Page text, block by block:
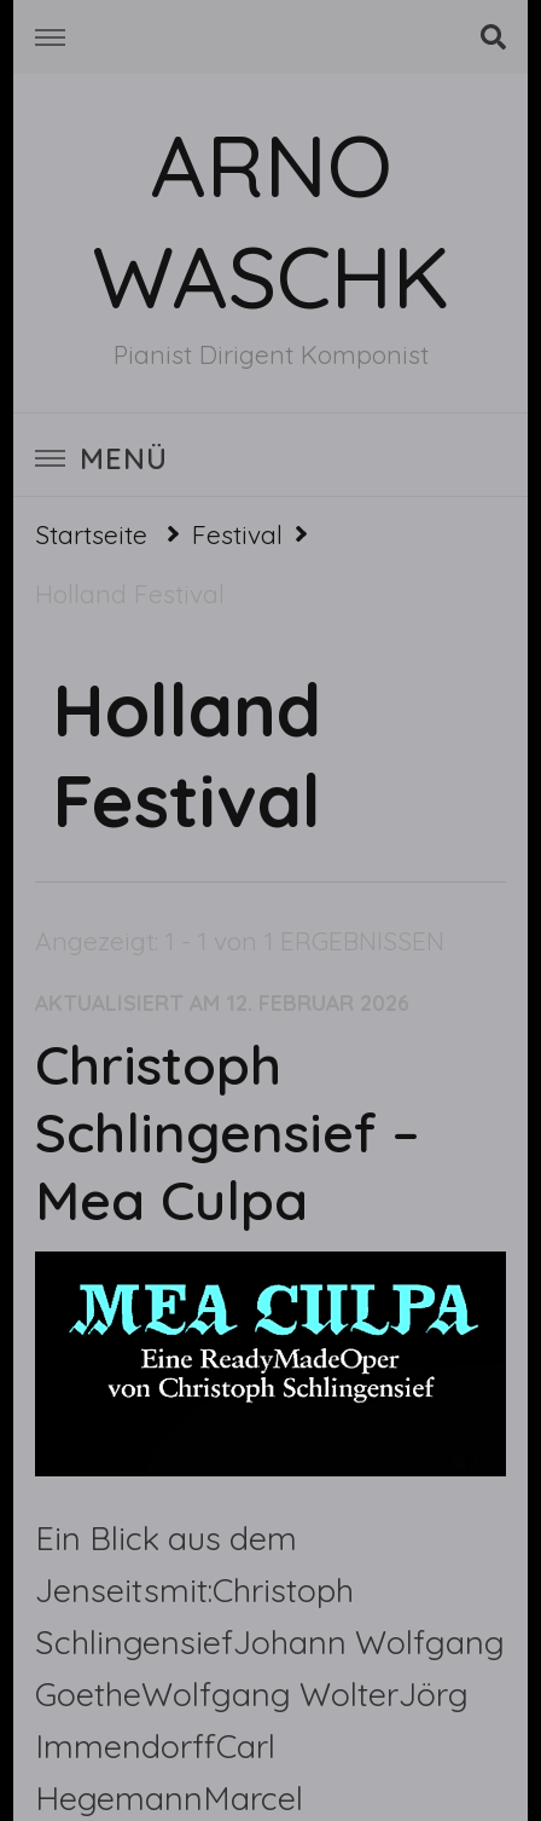
ARNO
WASCHK
Pianist Dirigent Komponist
MENÜ
Startseite
Festival
Holland Festival
Holland
Festival
Angezeigt: 1 - 1 von 1 ERGEBNISSEN
AKTUALISIERT AM 12. FEBRUAR 2026
Christoph
Schlingensief –
Mea Culpa
Ein Blick aus dem
Jenseitsmit:Christoph
SchlingensiefJohann Wolfgang
GoetheWolfgang WolterJörg
ImmendorffCarl
HegemannMarcel